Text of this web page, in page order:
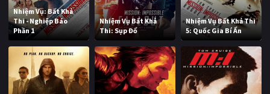
Nhiệm Vụ: Bất Khả
Thi - Nghiệp Báo
Phần 1
Nhiệm Vụ Bất Khả
Thi: Sụp Đổ
Nhiệm Vụ Bất Khả Thi
5: Quốc Gia Bí Ẩn